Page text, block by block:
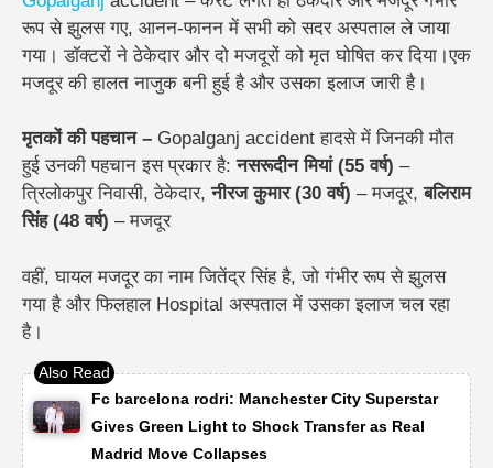
रूप से झुलस गए, आनन-फानन में सभी को सदर अस्पताल ले जाया
गया।डॉक्टरों ने ठेकेदार और दो मजदूरों को मृत घोषित कर दिया।एक
मजदूर की हालत नाजुक बनी हुई है और उसका इलाज जारी है।
मृतकों की पहचान – Gopalganj accidentहादसे में जिनकी मौत
हुई उनकी पहचान इस प्रकार है:नसरूदीन मियां (55 वर्ष) –
त्रिलोकपुर निवासी, ठेकेदार,नीरज कुमार (30 वर्ष) – मजदूर,बलिराम
सिंह (48 वर्ष) – मजदूर
वहीं, घायल मजदूर का नाम जितेंद्र सिंह है, जो गंभीर रूप से झुलस
गया है और फिलहाल Hospital अस्पताल में उसका इलाज चल रहा
है।
Fc barcelona rodri: Manchester City Superstar
Gives Green Light to Shock Transfer as Real
Madrid Move Collapses